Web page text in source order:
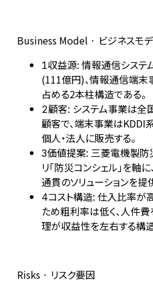
Business Model · ビジネスモ
1収益源: 情報通信シス
(111億円)、情報通信端
占める2本柱構造である。
2顧客: システム事業は全
顧客で、端末事業はKDDI
個人・法人に販売する。
3価値提案: 三菱電機製
リ「防災コンシェル」を軸
通貫のソリューションを提
4コスト構造: 仕入比率が
ため粗利率は低く、人件
理が収益性を左右する構
Risks · リスク要因